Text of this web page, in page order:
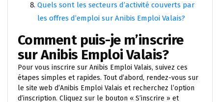
Quels sont les secteurs d’activité couverts par
les offres d’emploi sur Anibis Emploi Valais?
Comment puis-je m’inscrire
sur Anibis Emploi Valais?
Pour vous inscrire sur Anibis Emploi Valais, suivez ces
étapes simples et rapides. Tout d’abord, rendez-vous sur
le site web d’Anibis Emploi Valais et recherchez l’option
d’inscription. Cliquez sur le bouton « S’inscrire » et